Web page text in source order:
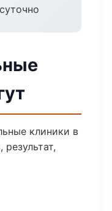
клиники в